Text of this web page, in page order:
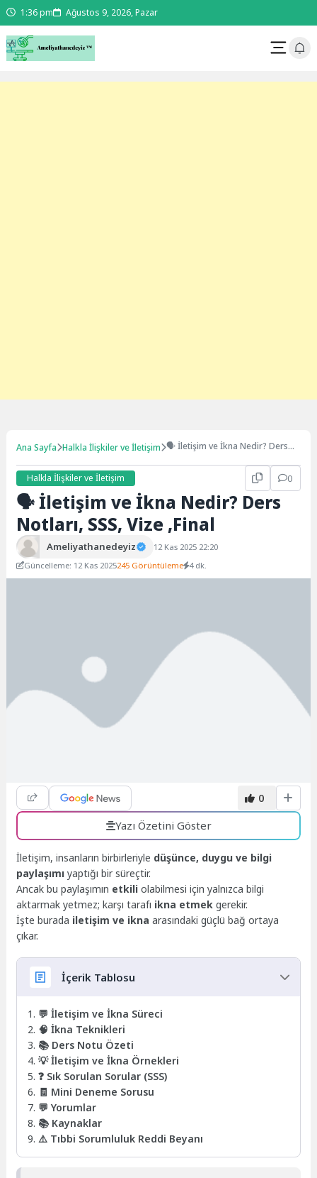
1:36 pm Ağustos 9, 2026, Pazar
Ana Sayfa Halkla İlişkiler ve İletişim 🗣️ İletişim ve İkna Nedir? Ders
Halkla İlişkiler ve İletişim
0
🗣️ İletişim ve İkna Nedir? Ders
Notları, SSS, Vize ,Final
Ameliyathanedeyiz
12 Kas 2025 22:20
Güncelleme: 12 Kas 2025245 Görüntüleme 4 dk.
0
Yazı Özetini Göster
İletişim, insanların birbirleriyle düşünce, duygu ve bilgi
paylaşımı yaptığı bir süreçtir.
Ancak bu paylaşımın etkili olabilmesi için yalnızca bilgi
aktarmak yetmez; karşı tarafı ikna etmek gerekir.
İşte burada iletişim ve ikna arasındaki güçlü bağ ortaya
çıkar.
İçerik Tablosu
💬 İletişim ve İkna Süreci
🧠 İkna Teknikleri
📚 Ders Notu Özeti
💡 İletişim ve İkna Örnekleri
❓ Sık Sorulan Sorular (SSS)
🧾 Mini Deneme Sorusu
💬 Yorumlar
📚 Kaynaklar
⚠️ Tıbbi Sorumluluk Reddi Beyanı